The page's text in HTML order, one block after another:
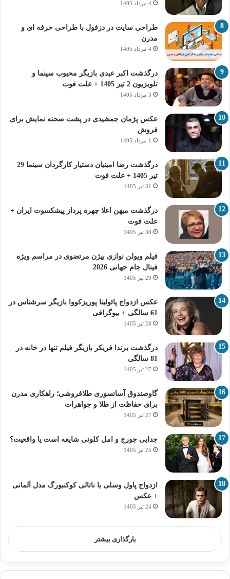
4 مرداد 1405
طراحی سایت در دزفول با طراحی حرفه‌ ای و
مدرن
4 مرداد 1405
درگذشت اکبر عبدی بازیگر محبوب سینما و
تلویزیون 2 تیر 1405 + علت فوت
3 مرداد 1405
عکس پژمان جمشیدی در پشت صحنه نمایش برای
فروش
1 مرداد 1405
درگذشت رضا امینیان دستیار کارگردان سینما 29
تیر 1405 + علت فوت
31 تیر 1405
درگذشت میهن اعلا چهره پرداز پیشکسوت ایران +
علت فوت
30 تیر 1405
فیلم ویولن نوازی بیژن مرتضوی در مراسم ویژه
فینال جام جهانی 2026
29 تیر 1405
عکس ازدواج پائولینا پوریزکووا بازیگر سرشناس در
61 سالگی + بیوگرافی
28 تیر 1405
درگذشت برندا فریکر بازیگر فیلم تنها در خانه در
81 سالگی
27 تیر 1405
گاوصندوق آسانسوری طلافروشی؛ راهکاری مدرن
برای حفاظت از طلا و جواهرات
27 تیر 1405
جدایی جورج و امل کلونی شایعه است یا واقعیت؟
25 تیر 1405
ازدواج پاول وسلی با ناتالی کوکنبورگ مدل آلمانی
+ عکس
24 تیر 1405
بارگذاری بیشتر